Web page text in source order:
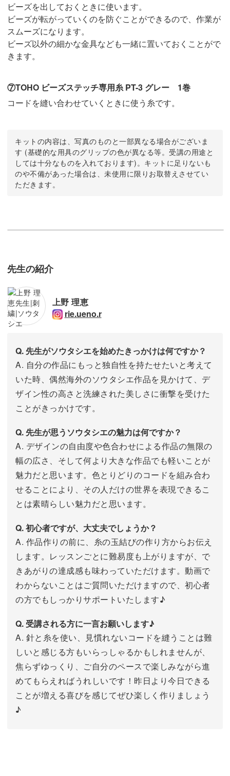
ビーズを出しておくときに使います。
ビーズが転がっていくのを防ぐことができるので、作業が
スムーズになります。
ビーズ以外の細かな金具なども一緒に置いておくことがで
きます。
⑦TOHO ビーズステッチ専用糸 PT-3 グレー 1巻
コードを縫い合わせていくときに使う糸です。
キットの内容は、写真のものと一部異なる場合がございま
す (基礎的な用具のグリップの色が異なる等。受講の用途と
しては十分なものを入れております)。キットに足りないも
のや不備があった場合は、未使用に限りお取替えさせてい
ただきます。
先生の紹介
上野 理恵
rie.ueno.r
Q. 先生がソウタシエを始めたきっかけは何ですか？
A. 自分の作品にもっと独自性を持たせたいと考えて
いた時、偶然海外のソウタシエ作品を見かけて、デ
ザイン性の高さと洗練された美しさに衝撃を受けた
ことがきっかけです。
Q. 先生が思うソウタシエの魅力は何ですか？
A. デザインの自由度や色合わせによる作品の無限の
幅の広さ、そして何より大きな作品でも軽いことが
魅力だと思います。色とりどりのコードを組み合わ
せることにより、その人だけの世界を表現できるこ
とは素晴らしい魅力だと思います。
Q. 初心者ですが、大丈夫でしょうか？
A. 作品作りの前に、糸の玉結びの作り方からお伝え
します。レッスンごとに難易度も上がりますが、で
きあがりの達成感も味わっていただけます。動画で
わからないことはご質問いただけますので、初心者
の方でもしっかりサポートいたします♪
Q. 受講される方に一言お願いします♪
A. 針と糸を使い、見慣れないコードを縫うことは難
しいと感じる方もいらっしゃるかもしれませんが、
焦らずゆっくり、ご自分のペースで楽しみながら進
めてもらえればうれしいです！昨日より今日できる
ことが増える喜びを感じてぜひ楽しく作りましょう
♪